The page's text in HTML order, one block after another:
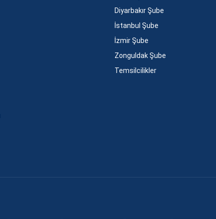
Diyarbakır Şube
İstanbul Şube
İzmir Şube
Zonguldak Şube
Temsilcilikler